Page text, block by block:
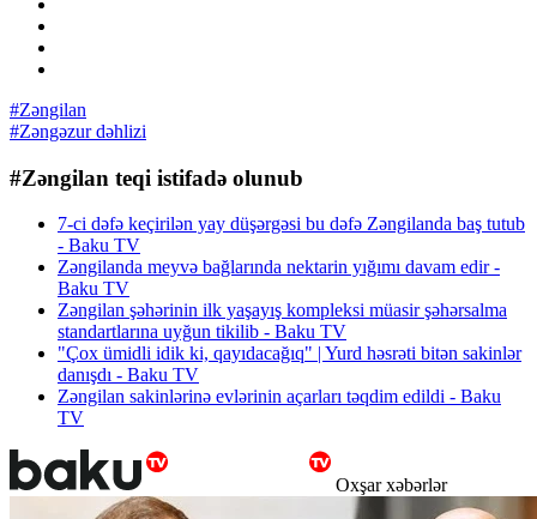
#Zəngilan
#Zəngəzur dəhlizi
#Zəngilan teqi istifadə olunub
7-ci dəfə keçirilən yay düşərgəsi bu dəfə Zəngilanda baş tutub
- Baku TV
Zəngilanda meyvə bağlarında nektarin yığımı davam edir -
Baku TV
Zəngilan şəhərinin ilk yaşayış kompleksi müasir şəhərsalma
standartlarına uyğun tikilib - Baku TV
"Çox ümidli idik ki, qayıdacağıq" | Yurd həsrəti bitən sakinlər
danışdı - Baku TV
Zəngilan sakinlərinə evlərinin açarları təqdim edildi - Baku
TV
Oxşar xəbərlər